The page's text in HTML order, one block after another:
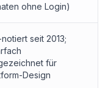
ohne Login)
notiert seit 2013;
für
Design